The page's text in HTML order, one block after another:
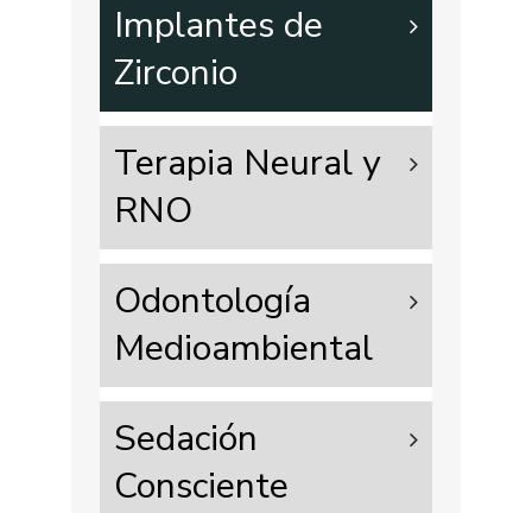
Implantes de
Zirconio
Terapia Neural y
RNO
Odontología
Medioambiental
Sedación
Consciente